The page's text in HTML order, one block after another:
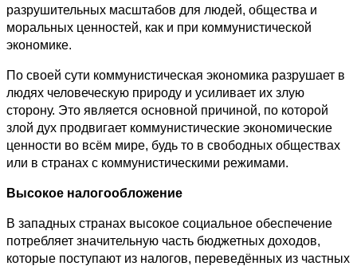
разрушительных масштабов для людей, общества и
моральных ценностей, как и при коммунистической
экономике.
По своей сути коммунистическая экономика разрушает в
людях человеческую природу и усиливает их злую
сторону. Это является основной причиной, по которой
злой дух продвигает коммунистические экономические
ценности во всём мире, будь то в свободных обществах
или в странах с коммунистическими режимами.
Высокое налогообложение
В западных странах высокое социальное обеспечение
потребляет значительную часть бюджетных доходов,
которые поступают из налогов, переведённых из частных